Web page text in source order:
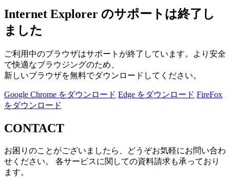
Internet Explorer のサポートは終了し
ました
ご利用中のブラウザはサポートが終了しています。より安全
で快適なブラウジングのため、
新しいブラウザを無料でダウンロードしてください。
Google Chrome をダウンロード Edge をダウンロード FireFox
をダウンロード
CONTACT
お困りのことがございましたら、どうぞお気軽にお問い合わ
せください。 各サービスに関しての資料請求も承っており
ます。